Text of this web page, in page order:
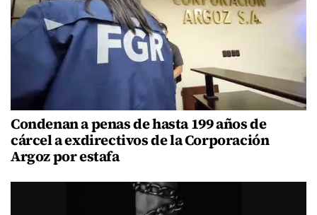
Condenan a penas de hasta 199 años de
cárcel a exdirectivos de la Corporación
Argoz por estafa